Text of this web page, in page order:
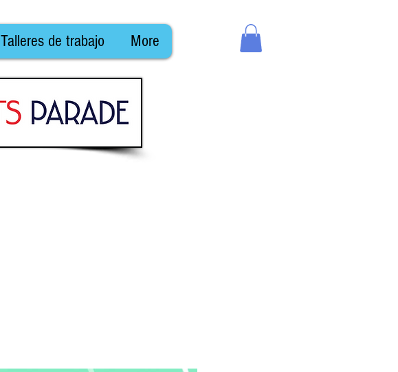
Talleres de trabajo More